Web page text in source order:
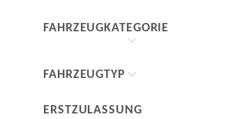
FAHRZEUGKATEGORIE
FAHRZEUGTYP
ERSTZULASSUNG